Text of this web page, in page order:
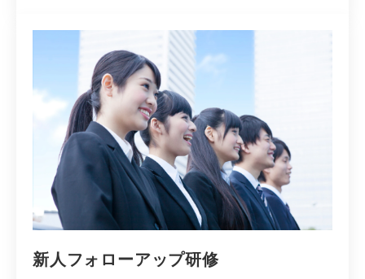
新人フォローアップ研修